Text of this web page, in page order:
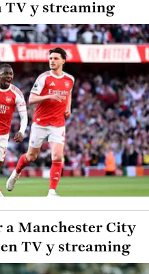
TV y streaming
a Manchester City
TV y streaming